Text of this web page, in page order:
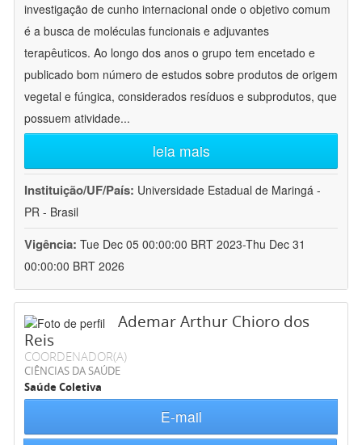
investigação de cunho internacional onde o objetivo comum
é a busca de moléculas funcionais e adjuvantes
terapêuticos. Ao longo dos anos o grupo tem encetado e
publicado bom número de estudos sobre produtos de origem
vegetal e fúngica, considerados resíduos e subprodutos, que
possuem atividade...
leia mais
Instituição/UF/País: Universidade Estadual de Maringá -
PR - Brasil
Vigência: Tue Dec 05 00:00:00 BRT 2023-Thu Dec 31
00:00:00 BRT 2026
Ademar Arthur Chioro dos
Reis
COORDENADOR(A)
CIÊNCIAS DA SAÚDE
Saúde Coletiva
E-mail